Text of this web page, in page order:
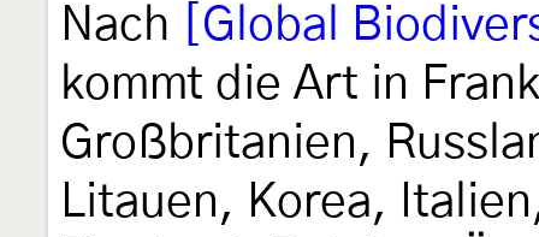
Nach
[Global
kommt die Art in
Großbritanien,
Litauen, Korea,